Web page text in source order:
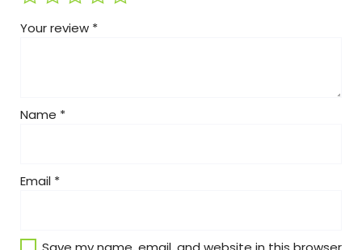
Your review *
Name *
Email *